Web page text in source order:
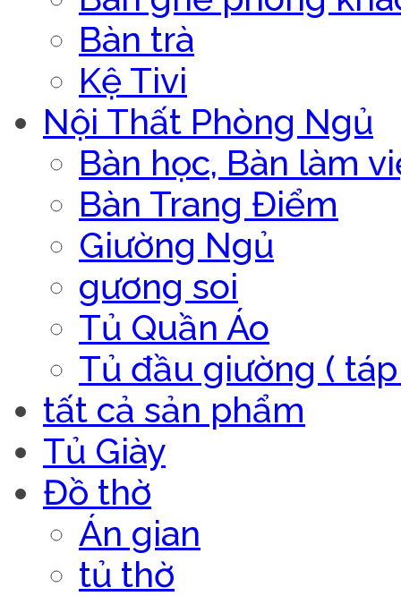
Bàn trà
Kệ Tivi
Nội Thất Phòng Ngủ
Bàn học, Bàn làm
Bàn Trang Điểm
Giường Ngủ
gương soi
Tủ Quần Áo
Tủ đầu giường (
tất cả sản phẩm
Tủ Giày
Đồ thờ
Án gian
tủ thờ